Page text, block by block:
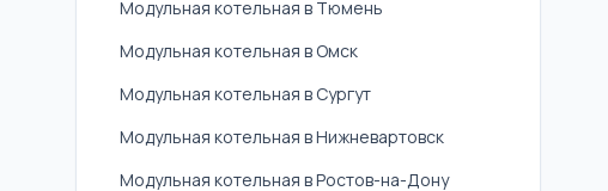
Модульная котельная в Тюмень
Модульная котельная в Омск
Модульная котельная в Сургут
Модульная котельная в Нижневартовск
Модульная котельная в Ростов-на-Дону